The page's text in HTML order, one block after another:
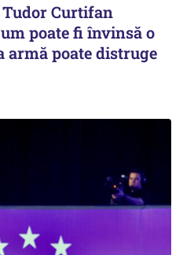
Tudor Curtifan
poate fi învinsă o
armă poate distruge